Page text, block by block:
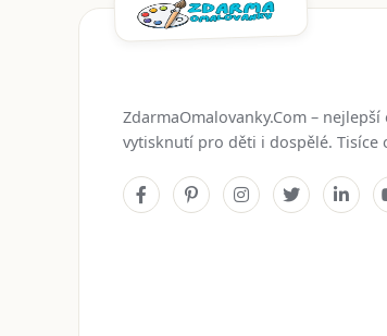
ZdarmaOmalovanky.Com –
vytisknutí pro děti i dospělé. Tisíce